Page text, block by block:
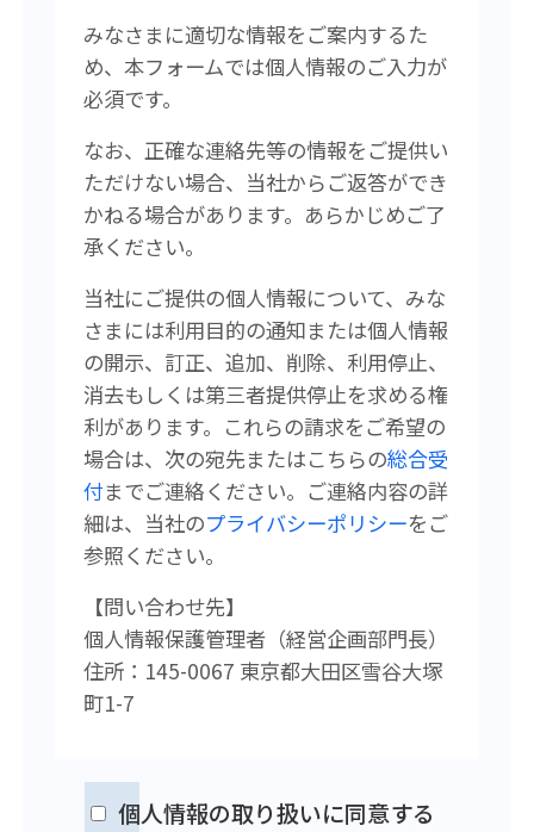
みなさまに適切な情報をご案内するた
め、本フォームでは個人情報のご入力が
必須です。
なお、正確な連絡先等の情報をご提供い
ただけない場合、当社からご返答ができ
かねる場合があります。あらかじめご了
承ください。
当社にご提供の個人情報について、みな
さまには利用目的の通知または個人情報
の開示、訂正、追加、削除、利用停止、
消去もしくは第三者提供停止を求める権
利があります。 これらの請求をご希望の
場合は、次の宛先またはこちらの総合受
付までご連絡ください。 ご連絡内容の詳
細は、当社のプライバシーポリシーをご
参照ください。
【問い合わせ先】
個人情報保護管理者（経営企画部門長）
住所：145-0067 東京都大田区雪谷大塚
町1-7
個人情報の取り扱いに同意する